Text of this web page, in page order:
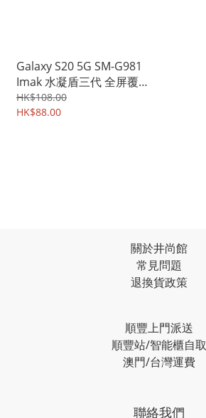
Galaxy S20 5G SM-G981
Imak 水凝盾三代 全屏覆蓋
保護貼 手機後背貼 水凝貼
雙片裝 0647A
HK$108.00
HK$88.00
關於井尚館
常見問題
退換貨政策
順豐上門派送
順豐站/智能櫃自取
澳門/台灣運費
聯絡我們